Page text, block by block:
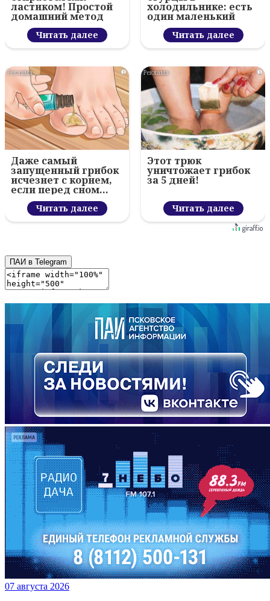
ластиком! Простой
домашний метод
Читать далее
холодильнике: есть
один маленький
секрет
Читать далее
i
Даже самый
запущенный грибок
исчезнет с корнем,
если перед сном…
Читать далее
i
Этот трюк
уничтожает грибок
за 5 дней!
Читать далее
ПАИ в Telegram
07 августа 2026